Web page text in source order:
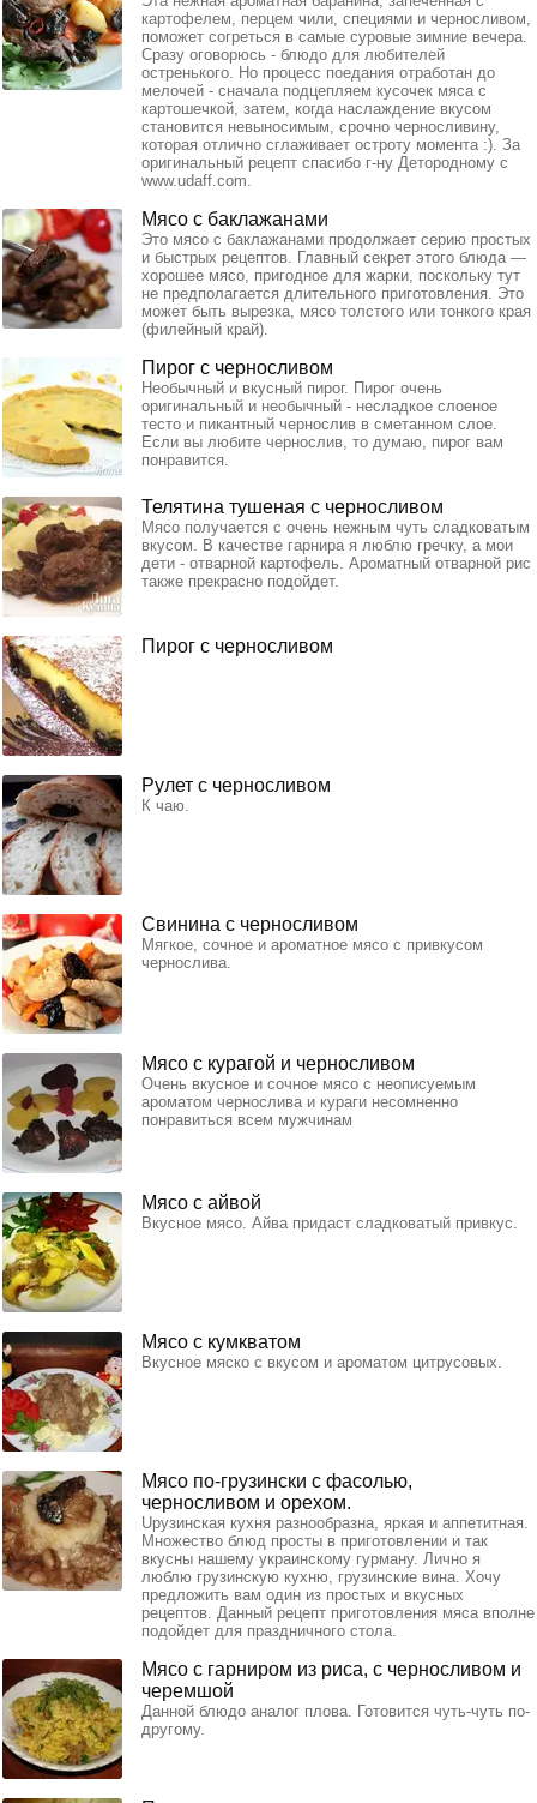
картофелем, перцем чили, специями и черносливом,
поможет согреться в самые суровые зимние вечера.
Сразу оговорюсь - блюдо для любителей
остренького. Но процесс поедания отработан до
мелочей - сначала подцепляем кусочек мяса с
картошечкой, затем, когда наслаждение вкусом
становится невыносимым, срочно черносливину,
которая отлично сглаживает остроту момента :). За
оригинальный рецепт спасибо г-ну Детородному с
www.udaff.com.
Мясо с баклажанами
Это мясо с баклажанами продолжает серию простых
и быстрых рецептов. Главный секрет этого блюда —
хорошее мясо, пригодное для жарки, поскольку тут
не предполагается длительного приготовления. Это
может быть вырезка, мясо толстого или тонкого края
(филейный край).
Пирог с черносливом
Необычный и вкусный пирог. Пирог очень
оригинальный и необычный - несладкое слоеное
тесто и пикантный чернослив в сметанном слое.
Если вы любите чернослив, то думаю, пирог вам
понравится.
Телятина тушеная с черносливом
Мясо получается с очень нежным чуть сладковатым
вкусом. В качестве гарнира я люблю гречку, а мои
дети - отварной картофель. Ароматный отварной рис
также прекрасно подойдет.
Пирог с черносливом
Рулет с черносливом
К чаю.
Свинина с черносливом
Мягкое, сочное и ароматное мясо с привкусом
чернослива.
Мясо с курагой и черносливом
Очень вкусное и сочное мясо с неописуемым
ароматом чернослива и кураги несомненно
понравиться всем мужчинам
Мясо с айвой
Вкусное мясо. Айва придаст сладковатый привкус.
Мясо с кумкватом
Вкусное мяско с вкусом и ароматом цитрусовых.
Мясо по-грузински с фасолью,
черносливом и орехом.
Uрузинская кухня разнообразна, яркая и аппетитная.
Множество блюд просты в приготовлении и так
вкусны нашему украинскому гурману. Лично я
люблю грузинскую кухню, грузинские вина. Хочу
предложить вам один из простых и вкусных
рецептов. Данный рецепт приготовления мяса вполне
подойдет для праздничного стола.
Мясо с гарниром из риса, с черносливом и
черемшой
Данной блюдо аналог плова. Готовится чуть-чуть по-
другому.